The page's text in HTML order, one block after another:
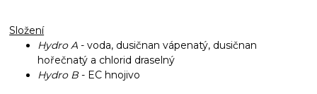
Složení
Hydro A - voda, dusičnan vápenatý, dusičnan
hořečnatý a chlorid draselný
Hydro B- EC hnojivo